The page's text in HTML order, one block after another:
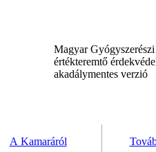
Magyar
értékteremtő
akadálymentes verzió
A Kamaráról